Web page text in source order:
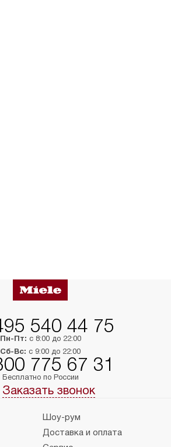
540 44 75
Пн-Пт: с 8:00 до 22:00
Сб-Вс: с 9:00 до 22:00
775 67 31
Бесплатно по России
Заказать звонок
Шоу-рум
Доставка и оплата